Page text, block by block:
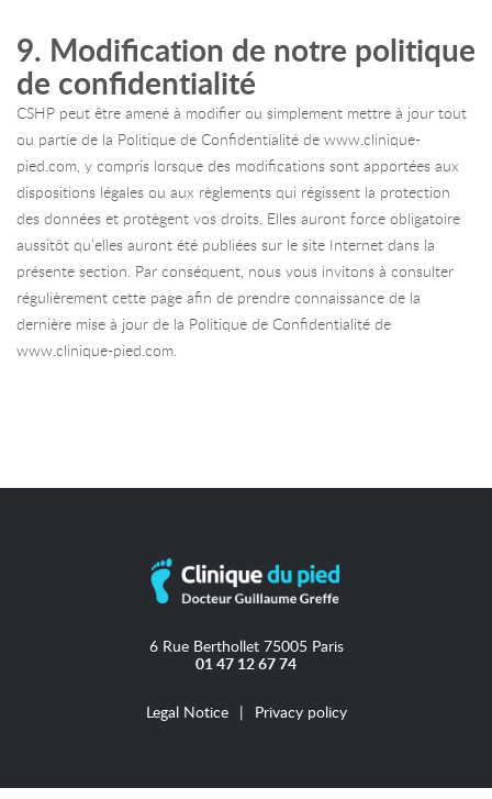
9. Modification de notre politique
de confidentialité
CSHP peut être amené à modifier ou simplement mettre à jour tout
ou partie de la Politique de Confidentialité de www.clinique-
pied.com, y compris lorsque des modifications sont apportées aux
dispositions légales ou aux règlements qui régissent la protection
des données et protègent vos droits. Elles auront force obligatoire
aussitôt qu’elles auront été publiées sur le site Internet dans la
présente section. Par conséquent, nous vous invitons à consulter
régulièrement cette page afin de prendre connaissance de la
dernière mise à jour de la Politique de Confidentialité de
www.clinique-pied.com.
6 Rue Berthollet 75005 Paris
01 47 12 67 74
Legal Notice Privacy policy